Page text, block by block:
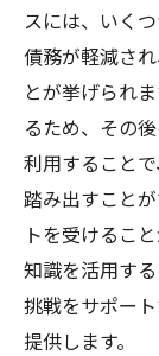
スには、いく
債務が軽減さ
とが挙げられ
るため、その
利用すること
踏み出すこと
トを受けるこ
知識を活用す
挑戦をサポー
提供します。